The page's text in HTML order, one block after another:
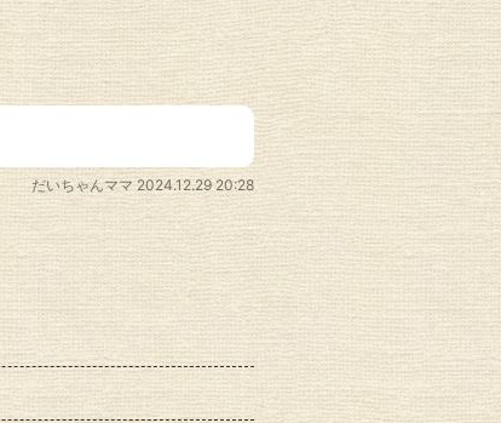
だいちゃんママ 2024.12.29 20:28